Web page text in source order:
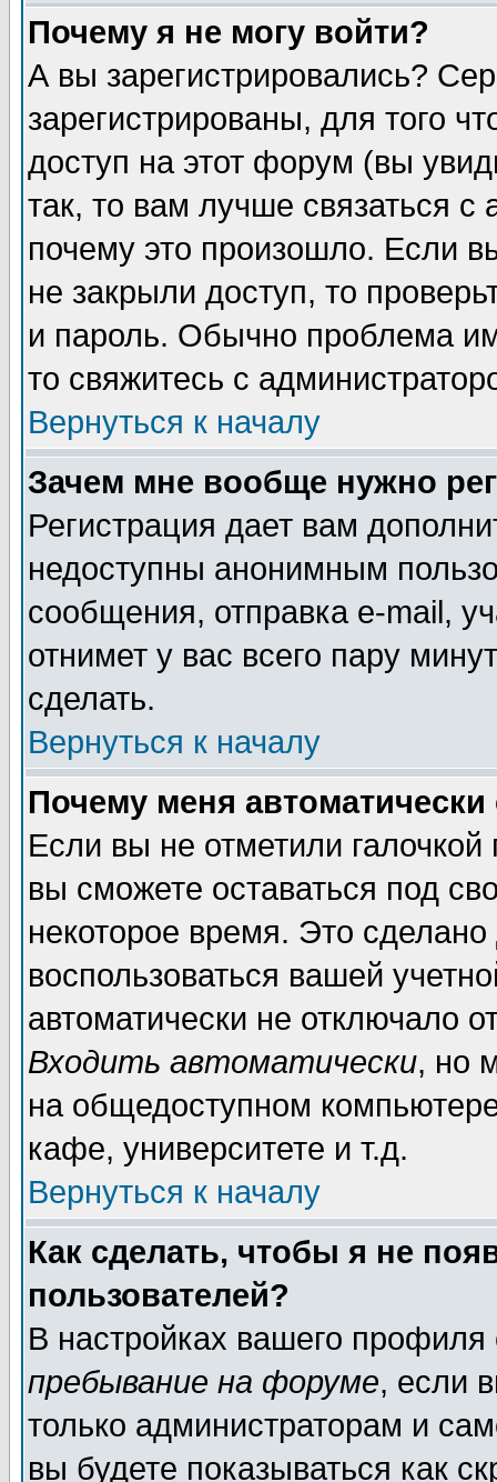
Почему я не могу войти?
А вы зарегистрировались?
зарегистрированы, для того
доступ на этот форум (вы
так, то вам лучше связаться
почему это произошло. Если
не закрыли доступ, то
и пароль. Обычно проблема
то свяжитесь с
Вернуться к началу
Зачем мне вообще нужно
Регистрация дает вам
недоступны анонимным
сообщения, отправка e-mail,
отнимет у вас всего пару
сделать.
Вернуться к началу
Почему меня автоматически
Если вы не отметили галочкой
вы сможете оставаться под
некоторое время. Это
воспользоваться вашей
автоматически не отключало
Входить автоматически, но
на общедоступном
кафе, университете и т.д.
Вернуться к началу
Как сделать, чтобы я не
пользователей?
В настройках вашего
пребывание на форуме, если
только администраторам и
вы будете показываться как